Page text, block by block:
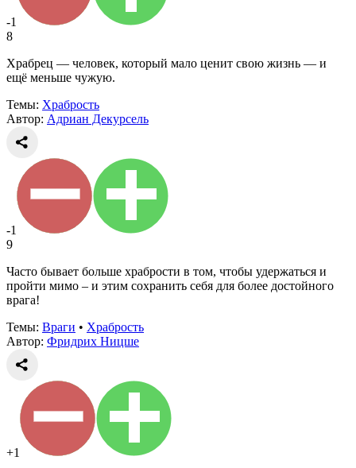
-1
8
Храбрец — человек, который мало ценит свою жизнь — и
ещё меньше чужую.
Темы: Храбрость
Автор: Адриан Декурсель
-1
9
Часто бывает больше храбрости в том, чтобы удержаться и
пройти мимо – и этим сохранить себя для более достойного
врага!
Темы: Враги • Храбрость
Автор: Фридрих Ницше
+1